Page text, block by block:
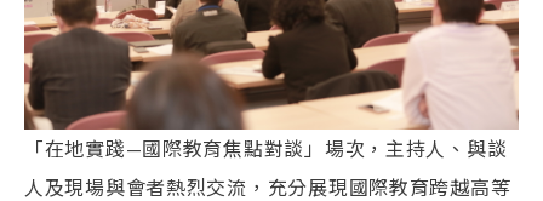
「在地實踐—國際教育焦點對談」場次，主持人、與談
人及現場與會者熱烈交流，充分展現國際教育跨越高等